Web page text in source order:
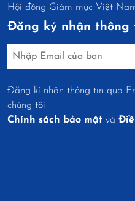
Hội đồng Giám mục Việt
Đăng ký nhận thông
Đăng kí nhận thông tin qua
chúng tôi
Chính sách bảo mật và